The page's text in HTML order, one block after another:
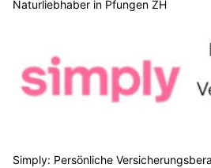
Naturliebhaber in Pfungen ZH
Simply: Persönliche